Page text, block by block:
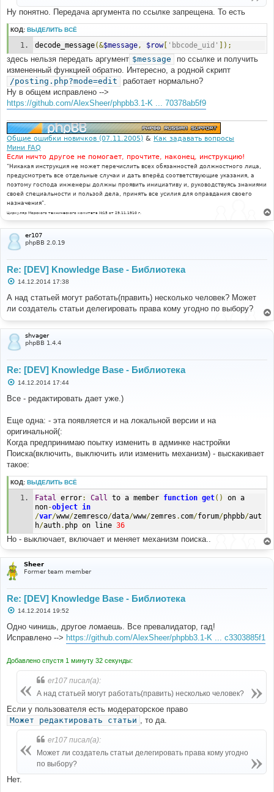
Ну понятно. Передача аргумента по ссылке запрещена. То есть
КОД: ВЫДЕЛИТЬ ВСЁ
decode_message(&$message, $row[ 'bbcode_uid' ]);
здесь нельзя передать аргумент $message
по ссылке и получить
измененный функцией обратно. Интересно, а родной скрипт
/posting.php?mode=edit
работает нормально?
Ну в общем исправлено -->
https://github.com/AlexSheer/phpbb3.1-K ... 70378ab5f9
Общие ошибки новичков (07.11.2005) & Как задавать вопросы
Мини FAQ
Если ничто другое не помогает, прочтите, наконец, инструкцию!
"Никакая инструкция не может перечислить всех обязанностей должностного лица,
предусмотреть все отдельные случаи и дать вперёд соответствующие указания, а
поэтому господа инженеры должны проявить инициативу и, руководствуясь знаниями
своей специальности и пользой дела, принять все усилия для оправдания своего
назначения".
Циркуляр Морского технического комитета №15 от 29.11.1910 г.
er107
phpBB 2.0.19
Re: [DEV] Knowledge Base - Библиотека
С
о
б
щ
и
е
14.12.2014 17:38
А над статьей могут работать(править) несколько человек? Может
ли создатель статьи делегировать права кому угодно по выбору?
shvager
phpBB 1.4.4
Re: [DEV] Knowledge Base - Библиотека
С
о
б
е
н
и
е
14.12.2014 17:44
Все - редактировать дает уже.)
Еще одна: - эта появляется и на локальной версии и на
оригинальной(:
Когда предпринимаю поытку изменить в админке настройки
Поиска(включить, выключить или изменить механизм) - выскакивает
такое:
КОД: ВЫДЕЛИТЬ ВСЁ
Fatal error: Call to a member function get()
on a
non-object in
/var/www/zemresco/data/www/zemres . com/forum/phpbb/aut
h/auth. php on line 36
Но - выключает, включает и меняет механизм поиска..
Sheer
Former team member
Re: [DEV] Knowledge Base - Библиотека
С
о
б
щ
и
14.12.2014 19:52
Одно чинишь, другое ломаешь. Все превалидатор, гад!
Исправлено --> https://github.com/AlexSheer/phpbb3.1-K ... c3303885f1
Добавлено спустя 1 минуту 32 секунды:
er107 писал(а):
А над статьей могут работать(править) несколько человек?
Если у пользователя есть модераторское право
Может редактировать статьи
, то да.
er107 писал(а):
Может ли создатель статьи делегировать права кому угодно
по выбору?
Нет.